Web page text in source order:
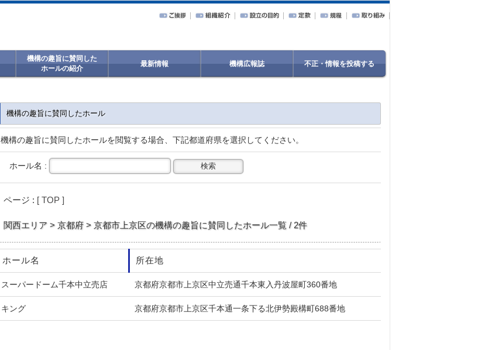
機構の趣旨に賛同した
ホールの紹介
最新情報 機構広報誌 不正・情報を投稿する
機構の趣旨に賛同したホール
機構の趣旨に賛同したホールを閲覧する場合、下記都道府県を選択してください。
ホール名 :
ページ : [ TOP ]
関西エリア > 京都府 > 京都市上京区の機構の趣旨に賛同したホール一覧 / 2件
ホール名 所在地
スーパードーム千本中立売店 京都府京都市上京区中立売通千本東入丹波屋町360番地
キング 京都府京都市上京区千本通一条下る北伊勢殿構町688番地